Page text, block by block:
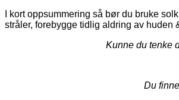
I kort oppsummering så bør du bruke
stråler, forebygge tidlig aldring av huden
Kunne du tenke
Du